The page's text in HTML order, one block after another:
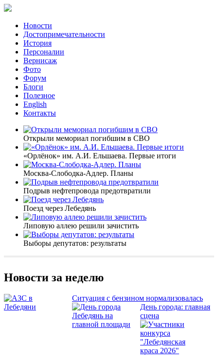
Новости
Достопримечательности
История
Персоналии
Вернисаж
Фото
Форум
Блоги
Полезное
English
Контакты
Открыли мемориал погибшим в СВО
«Орлёнок» им. А.И. Ельшаева. Первые итоги
Москва-Слободка-Адлер. Планы
Подрыв нефтепровода предотвратили
Поезд через Лебедянь
Липовую аллею решили зачистить
Выборы депутатов: результаты
Новости за неделю
Ситуация с бензином нормализовалась
День города: главная
сцена